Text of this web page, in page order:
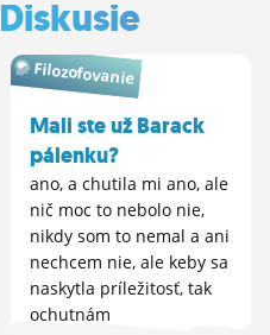
Diskusie
Filozofovanie
Mali ste už Barack
pálenku?
ano, a chutila mi ano, ale
nič moc to nebolo nie,
nikdy som to nemal a ani
nechcem nie, ale keby sa
naskytla príležitosť, tak
ochutnám